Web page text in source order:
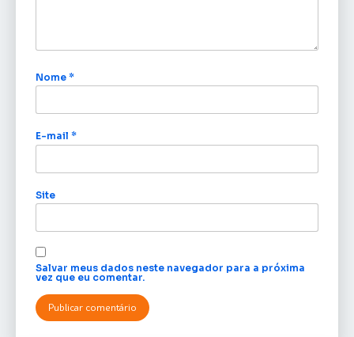
Nome *
E-mail *
Site
Salvar meus dados neste navegador para a próxima
vez que eu comentar.